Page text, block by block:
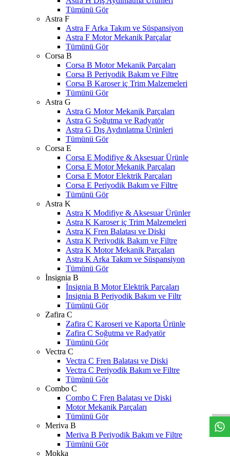
Tümünü Gör
Astra F
Astra F Arka Takım ve Süspansiyon
Astra F Motor Mekanik Parçalar
Tümünü Gör
Corsa B
Corsa B Motor Mekanik Parçaları
Corsa B Periyodik Bakım ve Filtre
Corsa B Karoser iç Trim Malzemeleri
Tümünü Gör
Astra G
Astra G Motor Mekanik Parçaları
Astra G Soğutma ve Radyatör
Astra G Dış Aydınlatma Ürünleri
Tümünü Gör
Corsa E
Corsa E Modifiye & Aksesuar Ürünle
Corsa E Motor Mekanik Parçaları
Corsa E Motor Elektrik Parçaları
Corsa E Periyodik Bakım ve Filtre
Tümünü Gör
Astra K
Astra K Modifiye & Aksesuar Ürünler
Astra K Karoser iç Trim Malzemeleri
Astra K Fren Balatası ve Diski
Astra K Periyodik Bakım ve Filtre
Astra K Motor Mekanik Parçaları
Astra K Arka Takım ve Süspansiyon
Tümünü Gör
İnsignia B
İnsignia B Motor Elektrik Parçaları
İnsignia B Periyodik Bakım ve Filtr
Tümünü Gör
Zafira C
Zafira C Karoseri ve Kaporta Ürünle
Zafira C Soğutma ve Radyatör
Tümünü Gör
Vectra C
Vectra C Fren Balatası ve Diski
Vectra C Periyodik Bakım ve Filtre
Tümünü Gör
Combo C
Combo C Fren Balatası ve Diski
Motor Mekanik Parçaları
Tümünü Gör
Meriva B
Meriva B Periyodik Bakım ve Filtre
Tümünü Gör
Mokka